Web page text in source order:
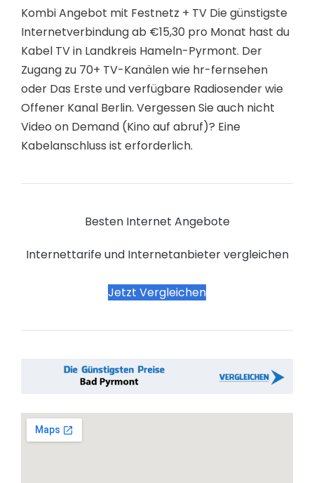
Kombi Angebot mit Festnetz + TV Die günstigste
Internetverbindung ab €15,30 pro Monat hast du
Kabel TV in Landkreis Hameln-Pyrmont. Der
Zugang zu 70+ TV-Kanälen wie hr-fernsehen
oder Das Erste und verfügbare Radiosender wie
Offener Kanal Berlin. Vergessen Sie auch nicht
Video on Demand (Kino auf abruf)? Eine
Kabelanschluss ist erforderlich.
Besten Internet Angebote
Internettarife und Internetanbieter vergleichen
Jetzt Vergleichen